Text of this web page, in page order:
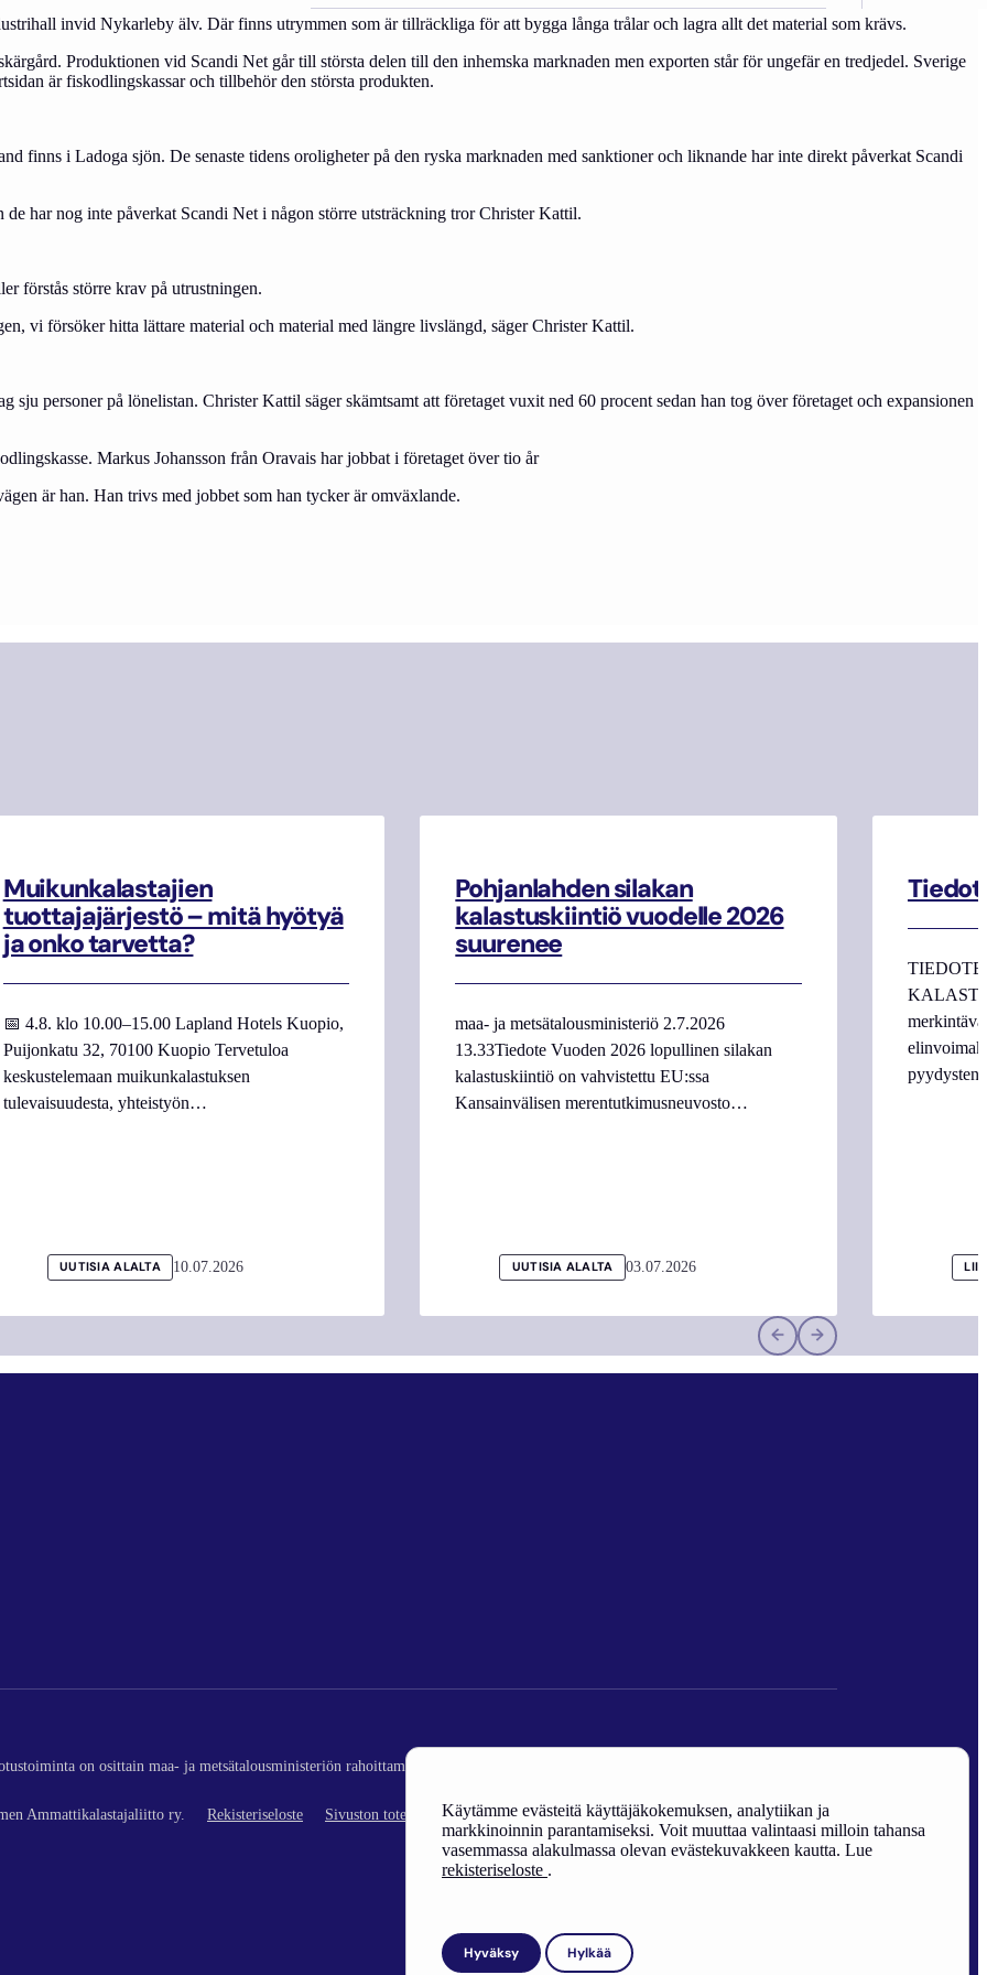
Käytämme evästeitä käyttäjäkokemuksen, analytiikan ja
markkinoinnin parantamiseksi. Voit muuttaa valintaasi milloin tahansa
vasemmassa alakulmassa olevan evästekuvakkeen kautta. Lue
rekisteriseloste .
Hyväksy Hylkää
invid Nykarleby älv. Där finns utrymmen som är tillräckliga för att bygga långa trålar och lagra allt det material som krävs.
Produktionen vid Scandi Net går till största delen till den inhemska marknaden men exporten står för ungefär en tredjedel. Sverige
är fiskodlingskassar och tillbehör den största produkten.
finns i Ladoga sjön. De senaste tidens oroligheter på den ryska marknaden med sanktioner och liknande har inte direkt påverkat Scandi
har nog inte påverkat Scandi Net i någon större utsträckning tror Christer Kattil.
förstås större krav på utrustningen.
vi försöker hitta lättare material och material med längre livslängd, säger Christer Kattil.
sju personer på lönelistan. Christer Kattil säger skämtsamt att företaget vuxit ned 60 procent sedan han tog över företaget och expansionen
Markus Johansson från Oravais har jobbat i företaget över tio år
är han. Han trivs med jobbet som han tycker är omväxlande.
Muikunkalastajien
tuottajajärjestö – mitä hyötyä
ja onko tarvetta?
📅 4.8. klo 10.00–15.00 Lapland Hotels Kuopio,
Puijonkatu 32, 70100 Kuopio Tervetuloa
keskustelemaan muikunkalastuksen
tulevaisuudesta, yhteistyön…
UUTISIA ALALTA 10.07.2026
Pohjanlahden silakan
kalastuskiintiö vuodelle 2026
suurenee
maa- ja metsätalousministeriö 2.7.2026
13.33Tiedote Vuoden 2026 lopullinen silakan
kalastuskiintiö on vahvistettu EU:ssa
Kansainvälisen merentutkimusneuvosto…
UUTISIA ALALTA 03.07.2026
pyydysten
on osittain maa- ja metsätalousministeriön rahoittamaa (kalatalouden edistäminen).
Ammattikalastajaliitto ry. Rekisteriseloste Sivuston toteutus